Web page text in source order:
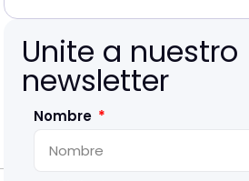
Unite a nuestro
newsletter
Nombre